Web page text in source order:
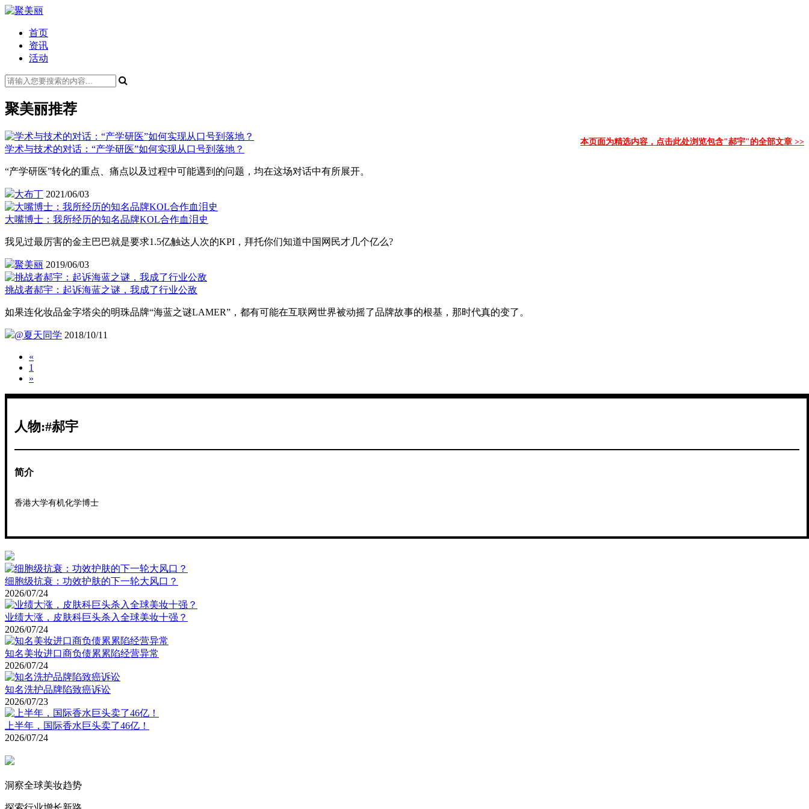
首页
资讯
活动
聚美丽推荐
本页面为精选内容，点击此处浏览包含"郝宇"的全部文章 >>
学术与技术的对话：“产学研医”如何实现从口号到落地？
“产学研医”转化的重点、痛点以及过程中可能遇到的问题，均在这场对话中有所展开。
大布丁 2021/06/03
大嘴博士：我所经历的知名品牌KOL合作血泪史
我见过最厉害的金主巴巴就是要求1.5亿触达人次的KPI，拜托你们知道中国网民才几个亿么?
聚美丽 2019/06/03
挑战者郝宇：起诉海蓝之谜，我成了行业公敌
如果连化妆品金字塔尖的明珠品牌“海蓝之谜LAMER”，都有可能在互联网世界被动摇了品牌故事的根基，那时代真的变了。
@夏天同学 2018/10/11
«
1
»
人物:#郝宇
简介
香港大学有机化学博士
细胞级抗衰：功效护肤的下一轮大风口？
2026/07/24
业绩大涨，皮肤科巨头杀入全球美妆十强？
2026/07/24
知名美妆进口商负债累累陷经营异常
2026/07/24
知名洗护品牌陷致癌诉讼
2026/07/23
上半年，国际香水巨头卖了46亿！
2026/07/24
洞察全球美妆趋势